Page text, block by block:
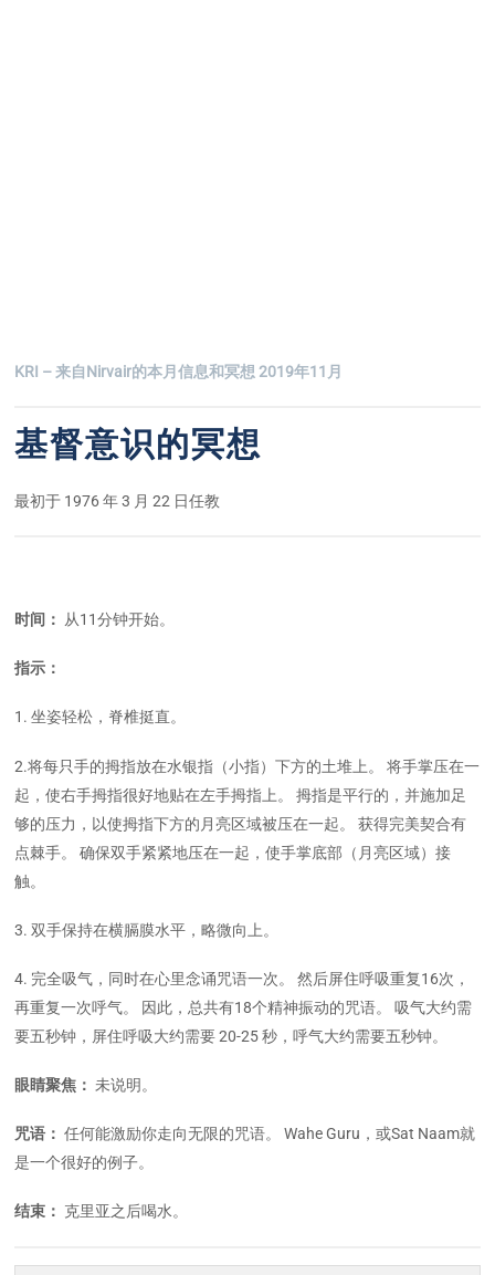
KRI – 来自Nirvair的本月信息和冥想 2019年11月
基督意识的冥想
最初于 1976 年 3 月 22 日任教
时间： 从11分钟开始。
指示：
1. 坐姿轻松，脊椎挺直。
2.将每只手的拇指放在水银指（小指）下方的土堆上。 将手掌压在一
起，使右手拇指很好地贴在左手拇指上。 拇指是平行的，并施加足
够的压力，以使拇指下方的月亮区域被压在一起。 获得完美契合有
点棘手。 确保双手紧紧地压在一起，使手掌底部（月亮区域）接
触。
3. 双手保持在横膈膜水平，略微向上。
4. 完全吸气，同时在心里念诵咒语一次。 然后屏住呼吸重复16次，
再重复一次呼气。 因此，总共有18个精神振动的咒语。 吸气大约需
要五秒钟，屏住呼吸大约需要 20-25 秒，呼气大约需要五秒钟。
眼睛聚焦：未说明。
咒语：任何能激励你走向无限的咒语。 Wahe Guru，或Sat Naam就
是一个很好的例子。
结束： 克里亚之后喝水。